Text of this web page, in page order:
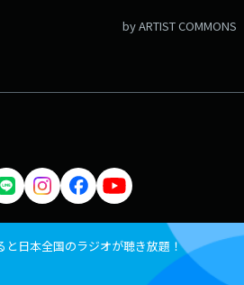
by ARTIST COMMONS
と日本全国のラジオが聴き放題！